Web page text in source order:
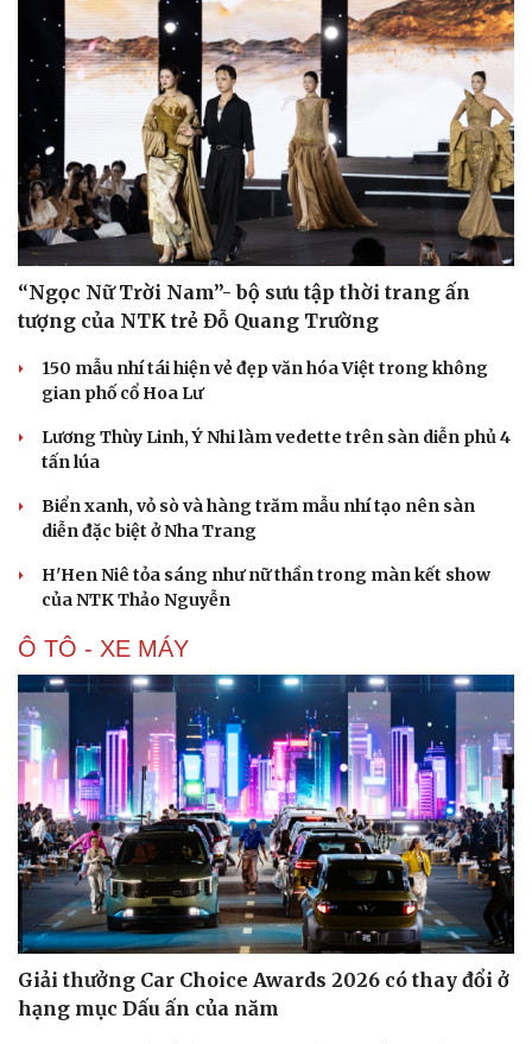
Cải chính
“Ngọc Nữ Trời Nam”- bộ sưu tập thời trang ấn
tượng của NTK trẻ Đỗ Quang Trường
150 mẫu nhí tái hiện vẻ đẹp văn hóa Việt trong không
gian phố cổ Hoa Lư
Lương Thùy Linh, Ý Nhi làm vedette trên sàn diễn phủ 4
tấn lúa
Biển xanh, vỏ sò và hàng trăm mẫu nhí tạo nên sàn
diễn đặc biệt ở Nha Trang
H'Hen Niê tỏa sáng như nữ thần trong màn kết show
của NTK Thảo Nguyễn
Ô TÔ - XE MÁY
Giải thưởng Car Choice Awards 2026 có thay đổi ở
hạng mục Dấu ấn của năm